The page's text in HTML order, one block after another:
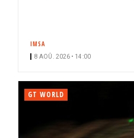
IMSA
8 AOÛ. 2026 • 14:00
GT WORLD